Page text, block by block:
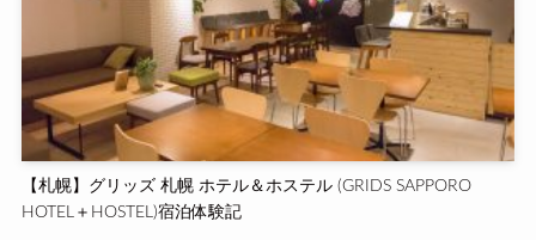
【札幌】グリッズ 札幌 ホテル＆ホステル (GRIDS SAPPORO
HOTEL＋HOSTEL)宿泊体験記